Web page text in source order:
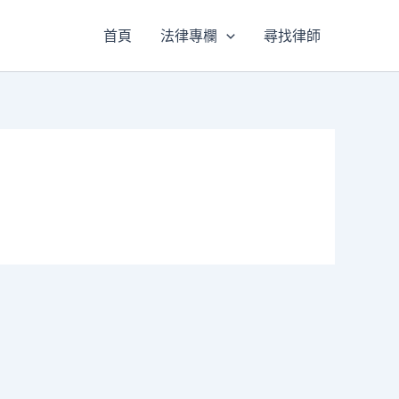
首頁 法律專欄 尋找律師